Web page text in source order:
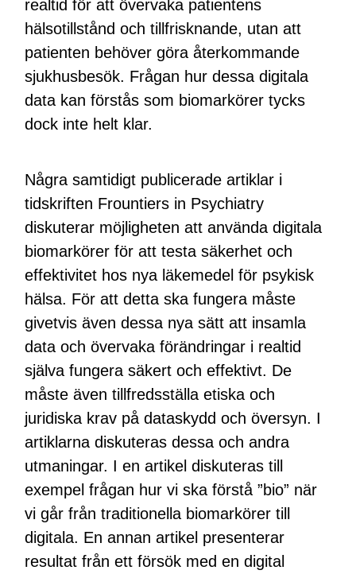
realtid för att övervaka patientens
hälsotillstånd och tillfrisknande, utan att
patienten behöver göra återkommande
sjukhusbesök. Frågan hur dessa digitala
data kan förstås som biomarkörer tycks
dock inte helt klar.
Några samtidigt publicerade artiklar i
tidskriften Frountiers in Psychiatry
diskuterar möjligheten att använda digitala
biomarkörer för att testa säkerhet och
effektivitet hos nya läkemedel för psykisk
hälsa. För att detta ska fungera måste
givetvis även dessa nya sätt att insamla
data och övervaka förändringar i realtid
själva fungera säkert och effektivt. De
måste även tillfredsställa etiska och
juridiska krav på dataskydd och översyn. I
artiklarna diskuteras dessa och andra
utmaningar. I en artikel diskuteras till
exempel frågan hur vi ska förstå ”bio” när
vi går från traditionella biomarkörer till
digitala. En annan artikel presenterar
resultat från ett försök med en digital